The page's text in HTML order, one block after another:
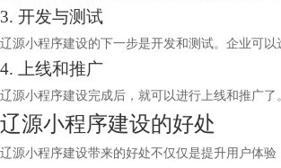
3. 开发与测试
辽源小程序建设的下一步是开发和测试。企业可
4. 上线和推广
辽源小程序建设完成后，就可以进行上线和推广
辽源小程序建设的好处
辽源小程序建设带来的好处不仅仅是提升用户体验